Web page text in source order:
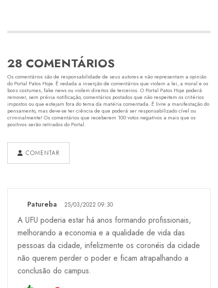
28 COMENTÁRIOS
Os comentários são de responsabilidade de seus autores e não representam a opinião
do Portal Patos Hoje. É vedada a inserção de comentários que violem a lei, a moral e os
bons costumes, fake news ou violem direitos de terceiros. O Portal Patos Hoje poderá
remover, sem prévia notificação, comentários postados que não respeitem os critérios
impostos ou que estejam fora do tema da matéria comentada. É livre a manifestação do
pensamento, mas deve-se ter ciência de que poderá ser responsabilizado cível ou
criminalmente! Os comentários que receberem 100 votos negativos a mais que os
positivos serão retirados do Portal.
COMENTAR
Patureba 25/03/2022 09:30
A UFU poderia estar há anos formando profissionais,
melhorando a economia e a qualidade de vida das
pessoas da cidade, infelizmente os coronéis da cidade
não querem perder o poder e ficam atrapalhando a
conclusão do campus.